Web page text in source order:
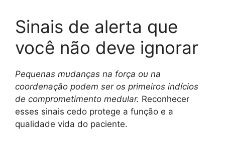
Sinais de alerta que
você não deve ignorar
Pequenas mudanças na força ou na
coordenação podem ser os primeiros indícios
de comprometimento medular. Reconhecer
esses sinais cedo protege a função e a
qualidade vida do paciente.